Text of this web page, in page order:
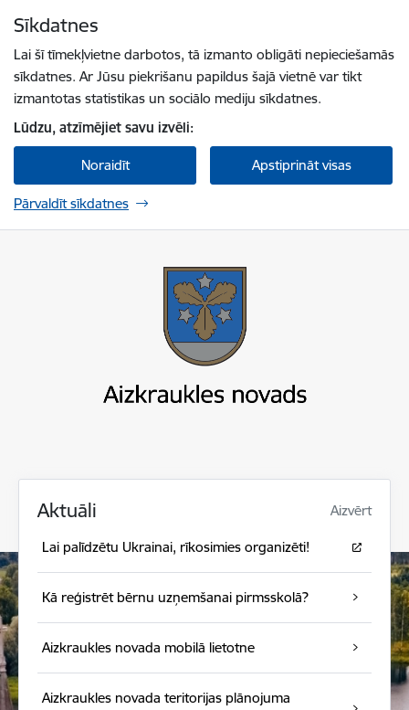
Sīkdatnes
Lai šī tīmekļvietne darbotos, tā izmanto obligāti nepieciešamās
sīkdatnes. Ar Jūsu piekrišanu papildus šajā vietnē var tikt
izmantotas statistikas un sociālo mediju sīkdatnes.
Lūdzu, atzīmējiet savu izvēli:
Noraidīt Apstiprināt visas
Pārvaldīt sīkdatnes
Aktuāli Aizvērt
Lai palīdzētu Ukrainai, rīkosimies organizēti!
Kā reģistrēt bērnu uzņemšanai pirmsskolā?
Aizkraukles novada mobilā lietotne
Aizkraukles novada teritorijas plānojuma